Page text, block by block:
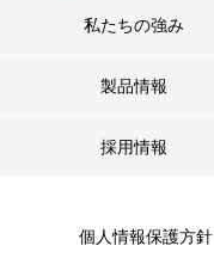
私たちの強み
製品情報
採用情報
個人情報保護方針